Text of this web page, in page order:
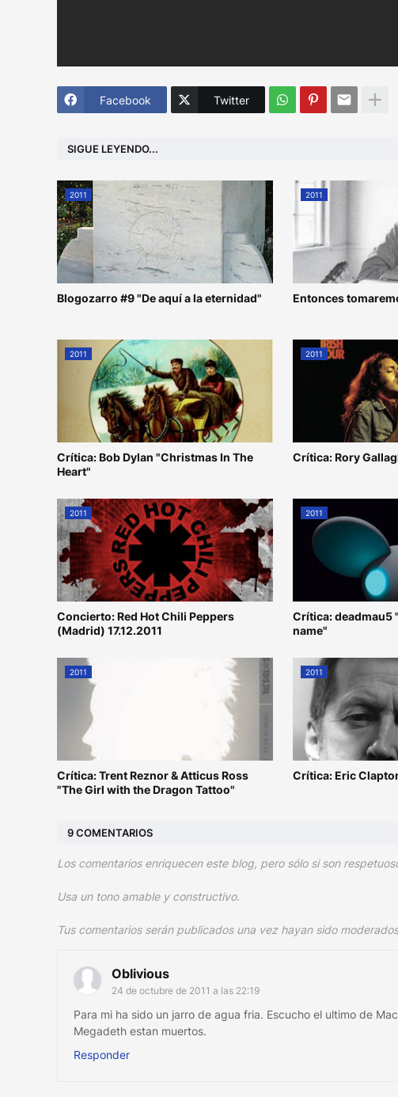
Facebook Twitter
SIGUE LEYENDO...
2011
Blogozarro #9 "De aquí a la eternidad"
2011
Entonces
2011
Crítica: Bob Dylan "Christmas In The
Heart"
2011
Crítica: Rory
2011
Concierto: Red Hot Chili Peppers
(Madrid) 17.12.2011
2011
Crítica: deadmau5
name"
2011
Crítica: Trent Reznor & Atticus Ross
"The Girl with the Dragon Tattoo"
2011
Crítica: Eric
9 COMENTARIOS
Los comentarios enriquecen este blog, pero sólo si son
Usa un tono amable y constructivo.
Tus comentarios serán publicados una vez hayan sido
Oblivious
24 de octubre de 2011 a las 22:19
Para mi ha sido un jarro de agua fria. Escucho el ultimo de
Megadeth estan muertos.
Responder